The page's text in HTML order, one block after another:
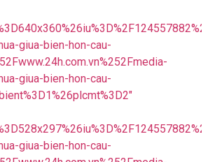
giua-bien-hon-cau-
giua-bien-hon-cau-
giua-bien-hon-cau-